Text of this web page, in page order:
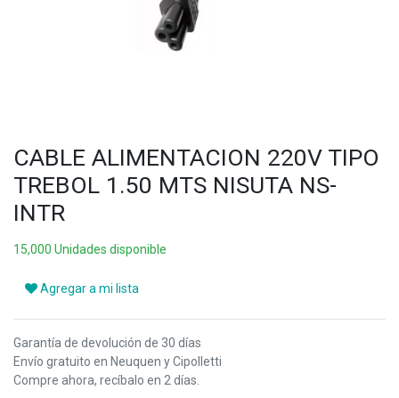
CABLE ALIMENTACION 220V TIPO
TREBOL 1.50 MTS NISUTA NS-
INTR
15,000 Unidades disponible
Agregar a mi lista
Garantía de devolución de 30 días
Envío gratuito en Neuquen y Cipolletti
Compre ahora, recíbalo en 2 días.